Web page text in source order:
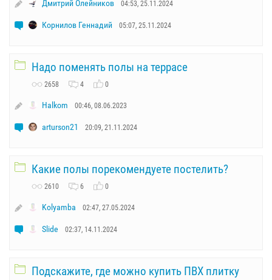
Дмитрий Олейников 04:53, 25.11.2024
Корнилов Геннадий 05:07, 25.11.2024
Надо поменять полы на террасе
2658 4 0
Halkom 00:46, 08.06.2023
arturson21 20:09, 21.11.2024
Какие полы порекомендуете постелить?
2610 6 0
Kolyamba 02:47, 27.05.2024
Slide 02:37, 14.11.2024
Подскажите, где можно купить ПВХ плитку